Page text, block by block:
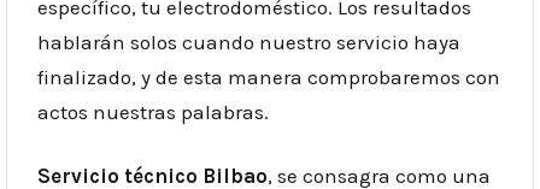
específico, tu electrodoméstico. Los resultados
hablarán solos cuando nuestro servicio haya
finalizado, y de esta manera comprobaremos con
actos nuestras palabras.
Servicio técnico Bilbao, se consagra como una